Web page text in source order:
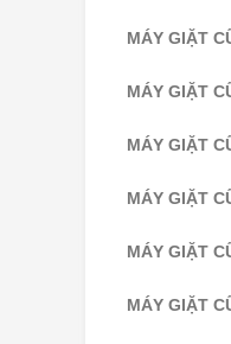
MÁY GIẶT
MÁY GIẶT
MÁY GIẶT
MÁY GIẶT
MÁY GIẶT
MÁY GIẶT